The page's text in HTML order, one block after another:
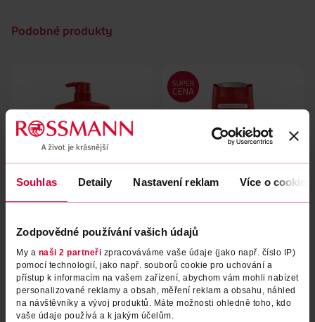
Souhlas Detaily Nastavení reklam Více o cookies
Zodpovědné používání vašich údajů
My a naši 2 partneři zpracováváme vaše údaje (jako např. číslo IP)
pomocí technologií, jako např. souborů cookie pro uchování a
přístup k informacím na vašem zařízení, abychom vám mohli nabízet
personalizované reklamy a obsah, měření reklam a obsahu, náhled
na návštěvníky a vývoj produktů. Máte možnosti ohledně toho, kdo
vaše údaje používá a k jakým účelům.
Podobné produkty
Whitewater
Old Spice
279 Kč
DO KOŠÍKU
Obj. č.: 1168211
Captain
675 ml
169 Kč
DO KOŠÍKU